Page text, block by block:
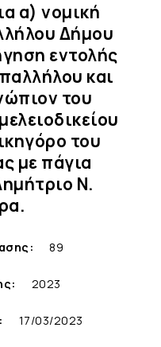
α) νομική
Δήμου
εντολής
και
του
του
με πάγια
Ν.
89
2023
17/03/2023